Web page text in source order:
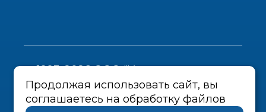
1993-2026 ООО "Урал-инструмент-
Пром"
Политика конфиденциальности
Продолжая использовать сайт, вы
соглашаетесь на обработку файлов